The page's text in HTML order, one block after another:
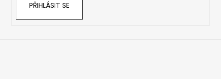
PŘIHLÁSIT SE